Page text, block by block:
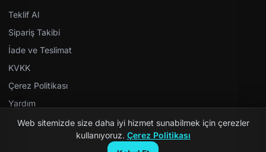
Teklif Al
Sipariş Takibi
İade ve Teslimat
KVKK
Çerez Politikası
Yardım
Web sitemizde size daha iyi hizmet sunabilmek için çerezler
kullanıyoruz. Çerez Politikası